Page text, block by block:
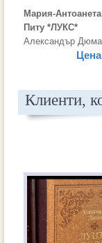
Мария-
Питу *ЛУКС*
Александър Дюма
Клиенти,